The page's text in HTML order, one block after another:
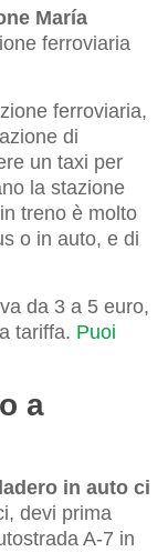
María
ferroviaria
ferroviaria,
di
un taxi per
la stazione
treno è molto
o in auto, e di
da 3 a 5 euro,
tariffa. Puoi
a
in auto ci
devi prima
A-7 in